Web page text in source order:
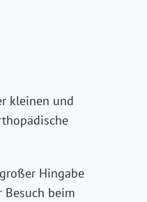
kleinen und
Hingabe
Besuch beim